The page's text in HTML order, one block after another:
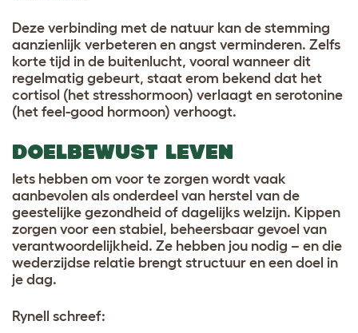
Deze verbinding met de natuur kan de stemming
aanzienlijk verbeteren en angst verminderen. Zelfs
korte tijd in de buitenlucht, vooral wanneer dit
regelmatig gebeurt, staat erom bekend dat het
cortisol (het stresshormoon) verlaagt en serotonine
(het feel-good hormoon) verhoogt.
DOELBEWUST LEVEN
Iets hebben om voor te zorgen wordt vaak
aanbevolen als onderdeel van herstel van de
geestelijke gezondheid of dagelijks welzijn. Kippen
zorgen voor een stabiel, beheersbaar gevoel van
verantwoordelijkheid. Ze hebben jou nodig – en die
wederzijdse relatie brengt structuur en een doel in
je dag.
Rynell schreef: